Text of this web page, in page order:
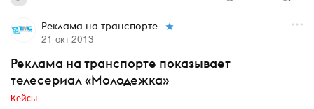
Реклама на транспорте
21 окт 2013
Реклама на транспорте показывает
телесериал «Молодежка»
Кейсы